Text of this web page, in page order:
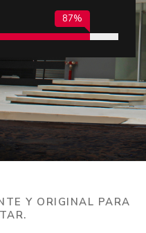
Y ORIGINAL PARA